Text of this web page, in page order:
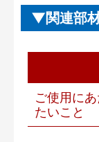
関連部
ご使用に
たいこと